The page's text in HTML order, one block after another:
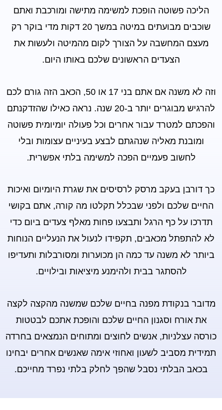
הליכה פשוטה הופכת למשימה מתישה ומורכבת ואתם
שוכבים מבועתים במיטה במשך 20 דקות מדי בוקר רק
מעצם המחשבה על הצורך לקום מהמיטה ולעשות את
הצעדים הראשונים שלכם באותו היום.
וזה לא משנה אם אתם בני 17 או 50, הכאב הזה גורם לכם
להרגיש מבוגרים יותר ב-20 שנה. נראה כאילו שהזדקנתם
והפכתם למטרד עבור אחרים וכל פעולה יומיומית פשוטה
ומובנת מאליה שנהגתם לבצע בעיניים עצומות ובלי
לחשוב פעמיים הפכה למשימה בלתי אפשרית.
כך דורבן בעקב מרסק לרסיסים את שגרת היומיום ואיכות
החיים שלכם ולפני שבכלל תקלטו מה קורה, אתם בקושי
תדרכו על כף הרגל ותבצעו פחות מאלף צעדים ביום כדי
לא להתפתל מכאבים, תקפידו לנעול את הנעליים הנוחות
ביותר לא משנה עד כמה הן מכוערות ומסורבלות ותעדיפו
להסתגר בבית ולהימנע מיציאות ובילויים.
מדובר בנקודת מפנה בחיים שלכם שמשנה מהקצה לקצה
את אורח וסגנון החיים שלכם והופכת אתכם לבטטות
כורסה עצלניות, אנשים לחוצים ומתוחים הנמצאים בחרדה
תמידית מסביב לשעון ואחוזי אימה שאנשים אחרים יבחינו
בכאב הבלתי נסבל שהפך לחלק בלתי נפרד מחייכם.